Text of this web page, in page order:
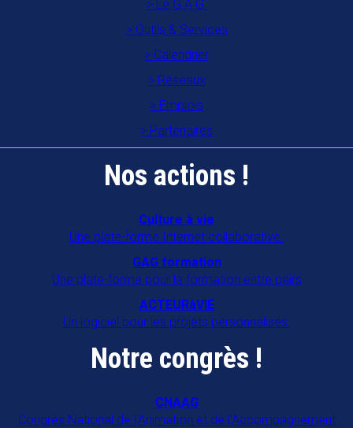
Association des animateurs en
établissements gériatriques en
Association familles rurales "A Gran
BAIE MAHAULT
SAINT MICHEL
CAP ANIM 22
MONTPELLIER
COORDIN'ÂGE 39
39500 TAVAUX
Le G.A.G.
Outils & Services
Calendrier
Réseaux
Emplois
Partenaires
Nos actions !
Culture à vie
Une plate-forme Internet collaborative.
GAG formation
Une plate-forme pour la formation entre pairs
ACTEURàVIE
Un logiciel pour les projets personnalisés.
Notre congrès !
CNAAG
Congrès National de l'Animation et de l'Accompagnement